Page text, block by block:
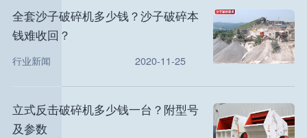
全套沙子破碎机多少钱？沙子破碎本
钱难收回？
行业新闻 2020-11-25
立式反击破碎机多少钱一台？附型号
及参数